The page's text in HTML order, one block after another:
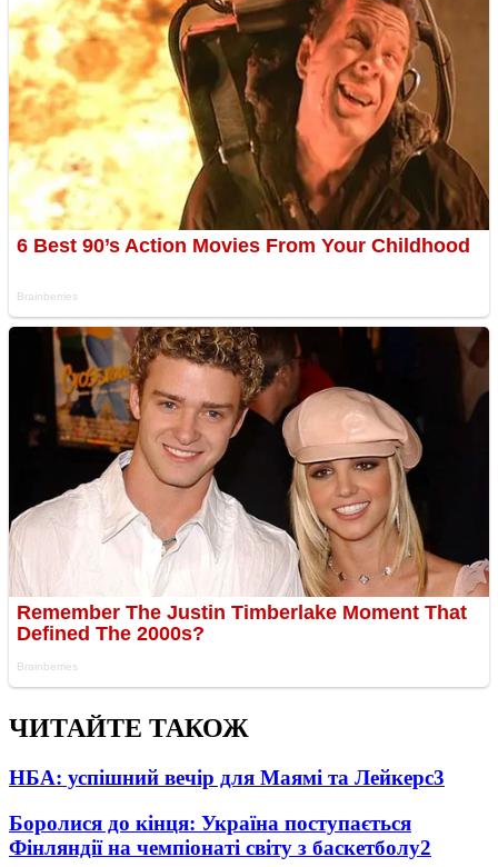
ЧИТАЙТЕ ТАКОЖ
НБА: успішний вечір для Маямі та Лейкерс3
Боролися до кінця: Україна поступається
Фінляндії на чемпіонаті світу з баскетболу2